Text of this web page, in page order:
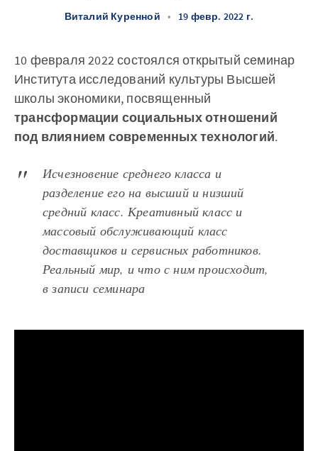
Виталий Куренной • 19 февр. 2022 г.
10 февраля 2022 состоялся открытый семинар
Института исследований культуры Высшей
школы экономики, посвященный
трансформации социальных отношений
под влиянием современных технологий.
Исчезновение среднего класса и
разделение его на высший и низший
средний класс. Креативный класс и
массовый обслуживающий класс
доставщиков и сервисных работников.
Реальный мир, и что с ним происходит,
в записи семинара